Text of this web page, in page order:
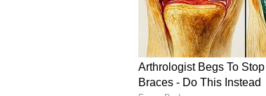
Adipurush
ரிலீஸ் ஆன முதல்
ஆபிஸிலும் நாளுக்கு
கோடி வசூலித்த